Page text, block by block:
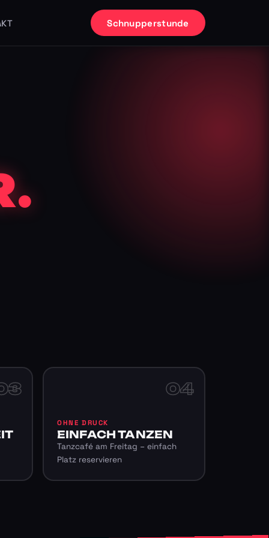
Schnupperstunde
04
OHNE DRUCK
EINFACH TANZEN
Tanzcafé am Freitag – einfach
Platz reservieren